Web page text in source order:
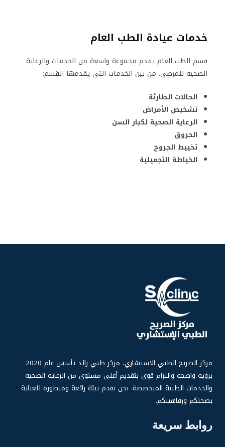
خدمات عيادة الطب العام
قسم الطب العام يقدم مجموعة واسعة من الخدمات والرعاية
الصحية للمرضى. من بين الخدمات التي يقدمها القسم:
الحالات الطارئة
تشخيص الأمراض
الرعاية الصحية لكبار السن
الحروق
تخييط الجروح
الخياطة التجميلية
مركز الصر
يح الطبي الاستشاري، مركز طبي رائد تأسس عام 2020
برؤية واضحة والتزام قوي بتقديم أعلى مستوى من الرعاية الصحية
والخدمات الطبية المتخصصة. نحن نقدم بيئة رائعة ومتطورة للعناية
بصحتكم ورفاهيتكم.
روابط سريعة